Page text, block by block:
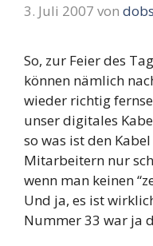
3. Juli 2007 von
So, zur Feier des
können nämlich
wieder richtig
unser digitales
so was ist den
Mitarbeitern nur
wenn man keinen
Und ja, es ist
Nummer 33 war ja